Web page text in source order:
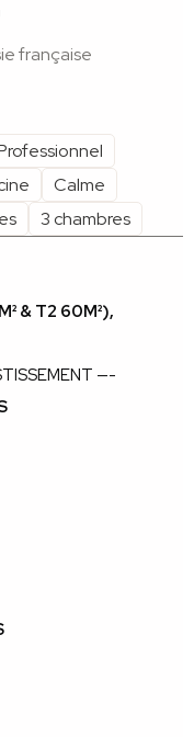
française
Calme
3 chambres
& T2 60M²),
—-